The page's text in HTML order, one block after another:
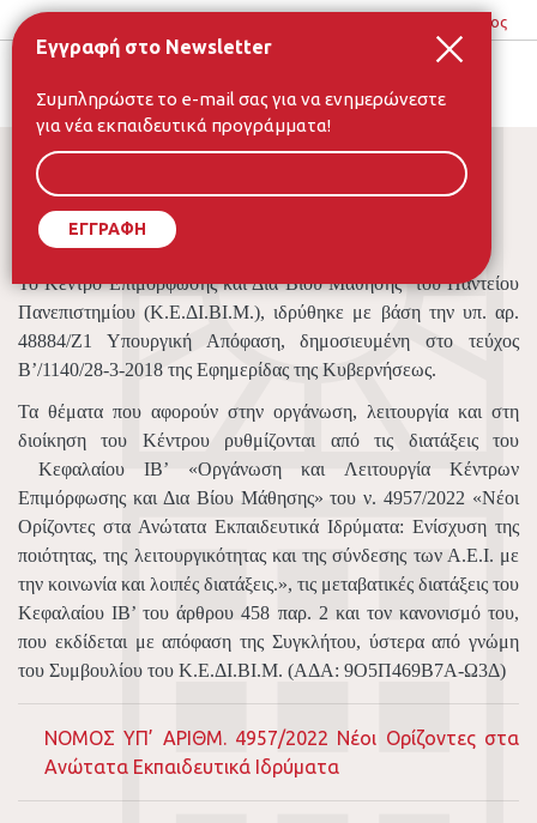
Παράκαμψη
προς
κυρίως
περιεχόμενο
Είσοδος
Πλαίσιο Λειτουργίας
Το Κέντρο Επιμόρφωσης και Διά Βίου Μάθησης του Παντείου
Πανεπιστημίου (Κ.Ε.ΔΙ.ΒΙ.Μ.), ιδρύθηκε με βάση την υπ. αρ.
48884/Ζ1 Υπουργική Απόφαση, δημοσιευμένη στο τεύχος
Β’/1140/28-3-2018 της Εφημερίδας της Κυβερνήσεως.
Τα θέματα που αφορούν στην οργάνωση, λειτουργία και στη
διοίκηση του Κέντρου ρυθμίζονται από τις διατάξεις του
Κεφαλαίου ΙΒ’ «Οργάνωση και Λειτουργία Κέντρων
Επιμόρφωσης και Δια Βίου Μάθησης» του ν. 4957/2022 «Νέοι
Ορίζοντες στα Ανώτατα Εκπαιδευτικά Ιδρύματα: Ενίσχυση της
ποιότητας, της λειτουργικότητας και της σύνδεσης των Α.Ε.Ι. με
την κοινωνία και λοιπές διατάξεις.», τις μεταβατικές διατάξεις του
Κεφαλαίου ΙΒ’ του άρθρου 458 παρ. 2 και τον κανονισμό του,
που εκδίδεται με απόφαση της Συγκλήτου, ύστερα από γνώμη
του Συμβουλίου του Κ.Ε.ΔΙ.ΒΙ.Μ. (ΑΔΑ: 9Ο5Π469Β7Α-Ω3Δ)
NOMOΣ ΥΠ’ ΑΡΙΘΜ. 4957/2022 Νέοι Ορίζοντες στα
Ανώτατα Εκπαιδευτικά Ιδρύματα
Εγγραφή στο Newsletter
To
e-
mail
σας
Συμπληρώστε το e-mail σας για να ενημερώνεστε
για νέα εκπαιδευτικά προγράμματα!